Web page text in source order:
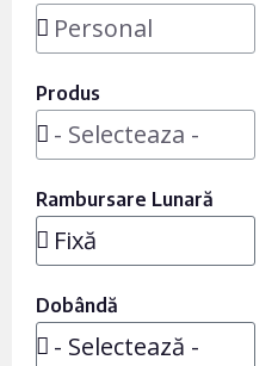
Produs
Rambursare Lunară
Dobândă